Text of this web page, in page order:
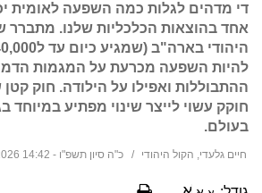
די מדהים לגלות כמה השפעה לאומית
אחד בהוצאות הכלכליות שלנו. מתברר
להיות השפעה מכרעת על המגמות
ההתבוללות ואפילו על הילודה. חוק
חוקק עשוי לייצר שינוי מפתיע במיוחד
בעולם.
חיים גלעדי, הקול היהודי כ"ה סיון תשפ"ו - 14:42 10/06/2026